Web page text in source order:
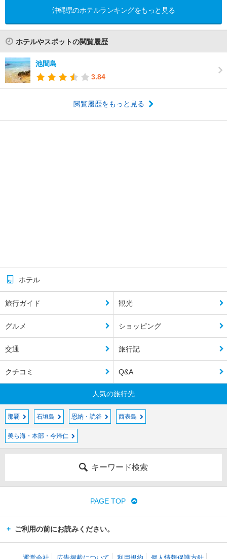
沖縄県のホテルランキングをもっと見る
ホテルやスポットの閲覧履歴
池間島
3.84
閲覧履歴をもっと見る
ホテル
旅行ガイド 観光
グルメ ショッピング
交通 旅行記
クチコミ Q&A
人気の旅行先
那覇 石垣島 恩納・読谷 西表島
美ら海・本部・今帰仁
キーワード検索
PAGE TOP
ご利用の前にお読みください。